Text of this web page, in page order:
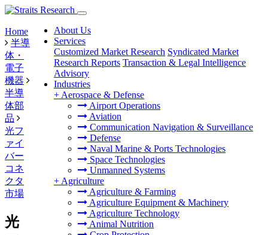
About Us
Services
Customized Market Research Syndicated Market
Research Reports Transaction & Legal Intelligence
Advisory
Industries
+ Aerospace & Defense
Airport Operations
Aviation
Communication Navigation & Surveillance
Defense
Naval Marine & Ports Technologies
Space Technologies
Unmanned Systems
+ Agriculture
Agriculture & Farming
Agriculture Equipment & Machinery
Agriculture Technology
Animal Nutrition
Home
半導
体・
電子
機器
半導
体部
品
光フ
ァイ
バー
コネ
クタ
市場
光